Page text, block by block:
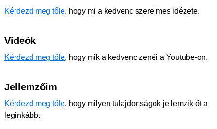
Kérdezd meg tőle, hogy mi a kedvenc szerelmes idézete.
Videók
Kérdezd meg tőle, hogy mik a kedvenc zenéi a Youtube-on.
Jellemzőim
Kérdezd meg tőle, hogy milyen tulajdonságok jellemzik őt a
leginkább.